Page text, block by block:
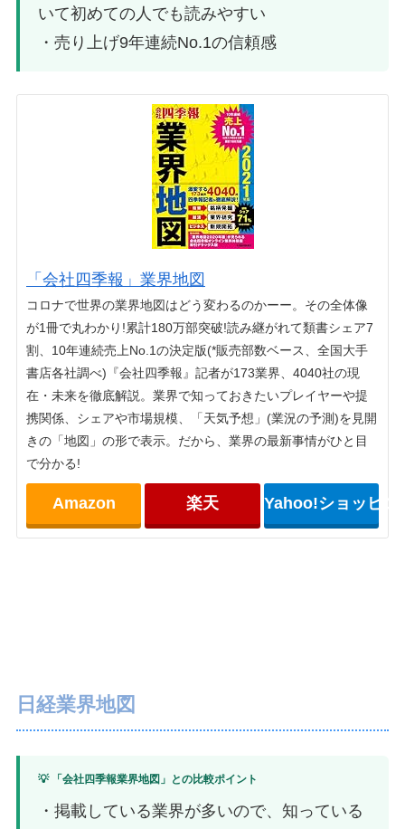
いて初めての人でも読みやすい
・売り上げ9年連続No.1の信頼感
「会社四季報」業界地図
コロナで世界の業界地図はどう変わるのかーー。その全体像
が1冊で丸わかり!累計180万部突破!読み継がれて類書シェア7
割、10年連続売上No.1の決定版(*販売部数ベース、全国大手
書店各社調べ)『会社四季報』記者が173業界、4040社の現
在・未来を徹底解説。業界で知っておきたいプレイヤーや提
携関係、シェアや市場規模、「天気予想」(業況の予測)を見開
きの「地図」の形で表示。だから、業界の最新事情がひと目
で分かる!
Amazon 楽天 Yahoo!ショッピン
日経業界地図
💡 「会社四季報業界地図」との比較ポイント
・掲載している業界が多いので、知っている